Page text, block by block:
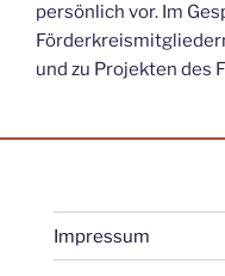
persönlich vor. Im
und zu Projekten des
Impressum